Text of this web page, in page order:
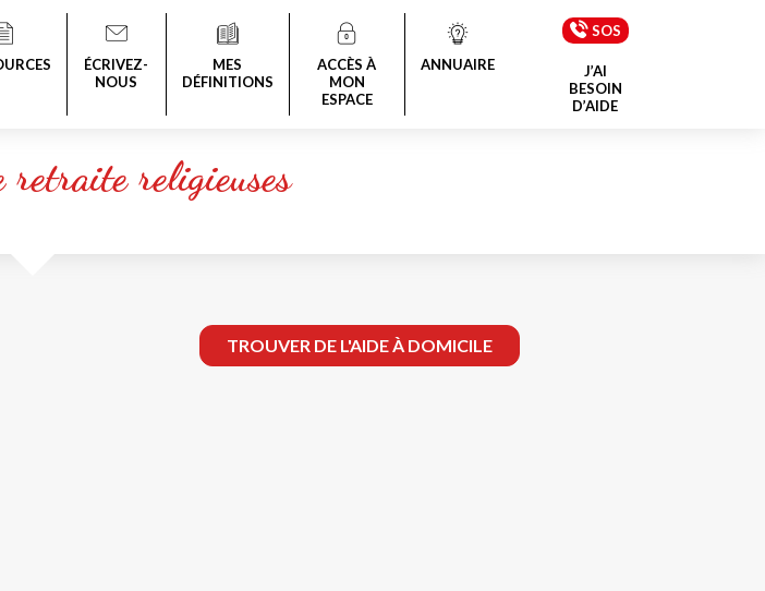
ÉCRIVEZ-
NOUS
MES
DÉFINITIONS
ACCÈS À
MON
ESPACE
ANNUAIRE
SOS
J’AI
BESOIN
D’AIDE
retraite religieuses
TROUVER DE L'AIDE À DOMICILE